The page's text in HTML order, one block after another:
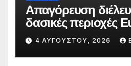
Απαγόρευση
δασικές περιοχές
πολύ υψηλού
πυρκαγιάς
4 ΑΥΓΟΎΣΤΟΥ, 2026